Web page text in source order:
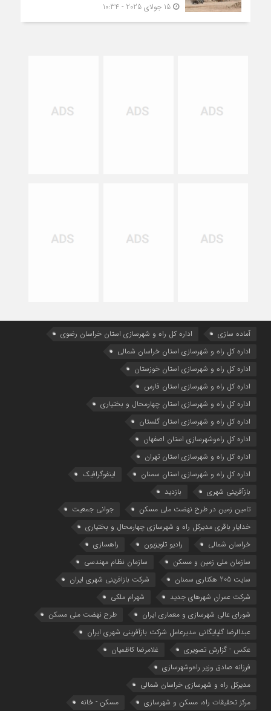
15 جولای 2025 - 10:34
آماده سازی
اداره كل راه و شهرسازي استان خراسان رضوي
اداره كل راه و شهرسازي استان خراسان شمالي
اداره كل راه و شهرسازي استان خوزستان
اداره كل راه و شهرسازي استان فارس
اداره كل راه و شهرسازي استان چهارمحال و بختياري
اداره كل راه و شهرسازي استان گلستان
اداره كل راه‌و‌شهرسازي استان اصفهان
اداره کل راه و شهرسازی استان تهران
اداره کل راه و شهرسازی استان سمنان
اینفوگرافیک
بازآفرینی شهری
بازدید
تامین زمین در طرح نهضت ملی مسکن
جوانی جمعیت
خدایار باقری مدیرکل راه و شهرسازی چهارمحال و بختیاری
خراسان شمالی
رادیو تلویزیون
راهسازی
سازمان ملی زمین و مسکن
سازمان نظام مهندسی
سایت 205 هکتاری سمنان
شرکت بازافرینی شهری ایران
شرکت عمران شهرهای جدید
شهرام ملکی
شوراي عالي شهرسازی و معماري ايران
طرح نهضت ملی مسکن
عبدالرضا گلپایگانی مدیرعامل شرکت بازآفرینی شهری ایران
عکس - گزارش تصویری
غلامرضا کاظمیان
فرزانه صادق وزیر راه‌وشهرسازی
مدیرکل راه و شهرسازی خراسان شمالی
مرکز تحقیقات راه، مسکن و شهرسازی
مسکن - خانه